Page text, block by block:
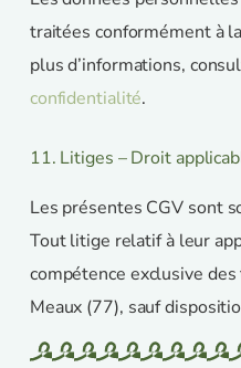
traitées conformément à
plus d’informations,
confidentialité.
11. Litiges – Droit
Les présentes CGV sont
Tout litige relatif à leur
compétence exclusive
Meaux (77), sauf